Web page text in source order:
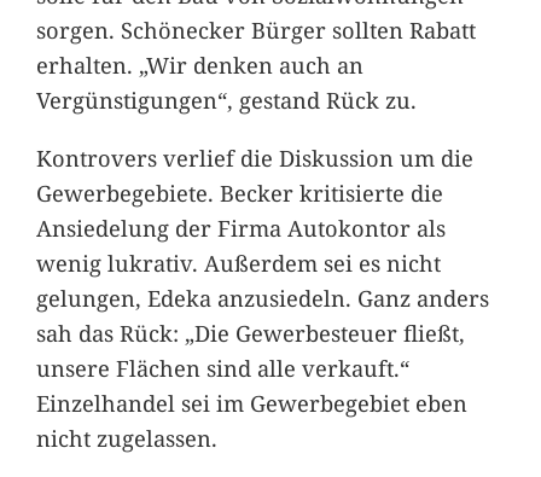
sorgen. Schönecker Bürger sollten Rabatt
erhalten. „Wir denken auch an
Vergünstigungen“, gestand Rück zu.
Kontrovers verlief die Diskussion um die
Gewerbegebiete. Becker kritisierte die
Ansiedelung der Firma Autokontor als
wenig lukrativ. Außerdem sei es nicht
gelungen, Edeka anzusiedeln. Ganz anders
sah das Rück: „Die Gewerbesteuer fließt,
unsere Flächen sind alle verkauft.“
Einzelhandel sei im Gewerbegebiet eben
nicht zugelassen.